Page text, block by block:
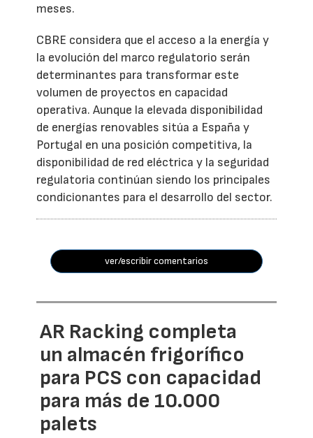
meses.
CBRE considera que el acceso a la energía y
la evolución del marco regulatorio serán
determinantes para transformar este
volumen de proyectos en capacidad
operativa. Aunque la elevada disponibilidad
de energías renovables sitúa a España y
Portugal en una posición competitiva, la
disponibilidad de red eléctrica y la seguridad
regulatoria continúan siendo los principales
condicionantes para el desarrollo del sector.
ver/escribir comentarios
AR Racking completa
un almacén frigorífico
para PCS con capacidad
para más de 10.000
palets